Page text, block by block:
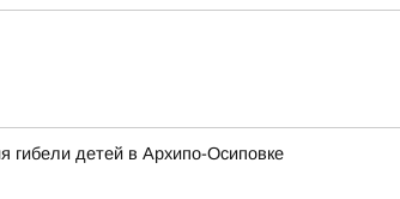
гибели детей в Архипо-Осиповке